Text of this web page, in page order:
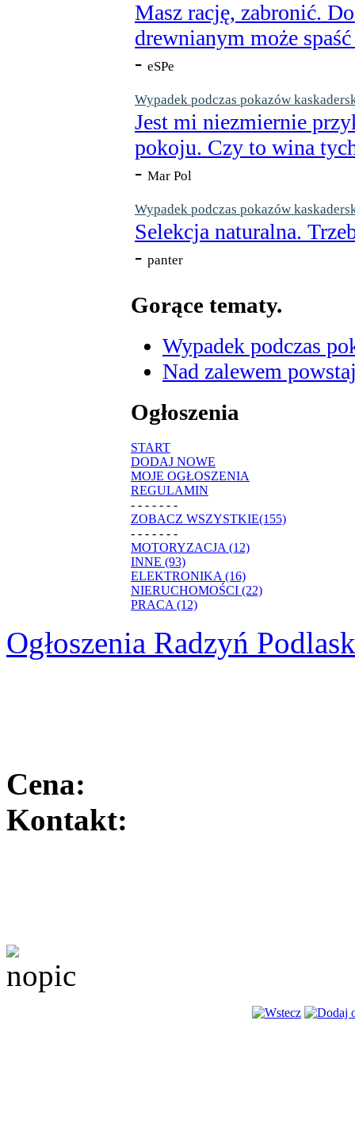
Masz rację, zabronić.
drewnianym może
- eSPe
Wypadek podczas pokazów
Jest mi niezmiernie
pokoju. Czy to wina
- Mar Pol
Wypadek podczas pokazów
Selekcja naturalna.
- panter
Gorące tematy.
Wypadek podczas
Nad zalewem
Ogłoszenia
START
DODAJ NOWE
MOJE OGŁOSZENIA
REGULAMIN
- - - - - - -
ZOBACZ WSZYSTKIE(155)
- - - - - - -
MOTORYZACJA (12)
INNE (93)
ELEKTRONIKA (16)
NIERUCHOMOŚCI (22)
PRACA (12)
Ogłoszenia Radzyń
Cena:
Kontakt: